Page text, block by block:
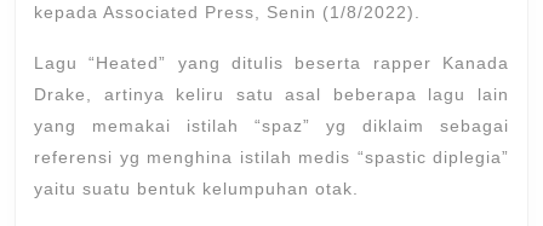
kepada Associated Press, Senin (1/8/2022).
Lagu “Heated” yang ditulis beserta rapper Kanada
Drake, artinya keliru satu asal beberapa lagu lain
yang memakai istilah “spaz” yg diklaim sebagai
referensi yg menghina istilah medis “spastic diplegia”
yaitu suatu bentuk kelumpuhan otak.